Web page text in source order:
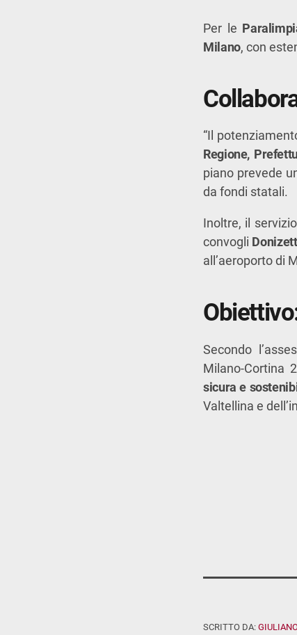
Per le
Milano, con
“Il
Regione,
piano prevede
da fondi statali.
Inoltre, il
convogli
all’aeroporto di
Secondo
Milano-Cortina
sicura e
Valtellina e
SCRITTO DA: